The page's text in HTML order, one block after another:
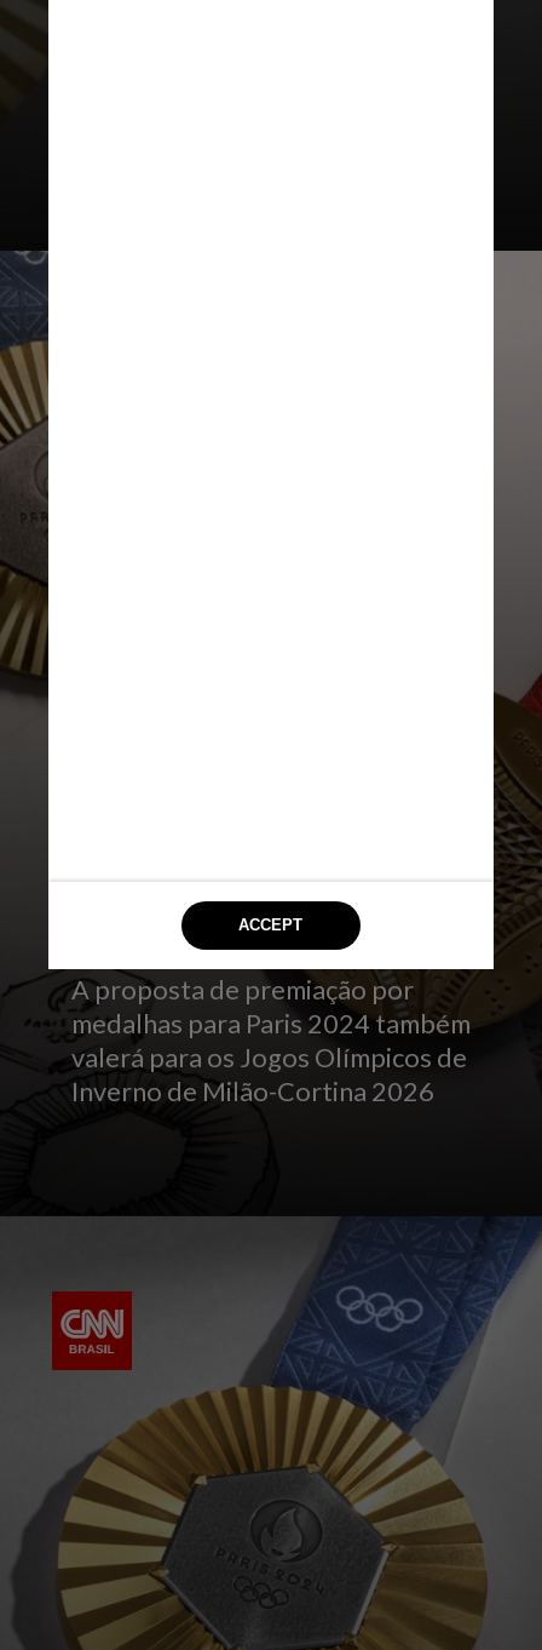
A proposta de premiação por
medalhas para Paris 2024 também
valerá para os Jogos Olímpicos de
Inverno de Milão-Cortina 2026